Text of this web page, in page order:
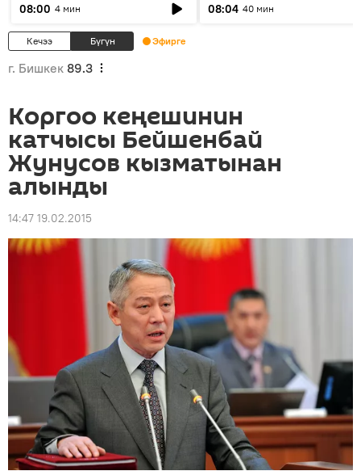
08:00 4 мин
08:04 40 мин
Кечээ Бүгүн Эфирге
г. Бишкек 89.3
Коргоо кеңешинин
катчысы Бейшенбай
Жунусов кызматынан
алынды
14:47 19.02.2015